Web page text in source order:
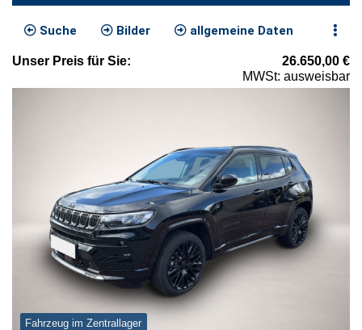
Suche Bilder allgemeine Daten
Unser Preis für Sie: 26.650,00 €
MWSt: ausweisbar
Fahrzeug im Zentrallager